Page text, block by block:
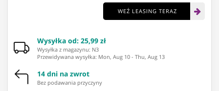
WEŹ LEASING TERAZ
Wysyłka od: 25,99 zł
Wysyłka z magazynu: ⁨N3⁩
Przewidywana wysyłka: Mon, Aug 10 - Thu, Aug 13
14 dni na zwrot
Bez podawania przyczyny